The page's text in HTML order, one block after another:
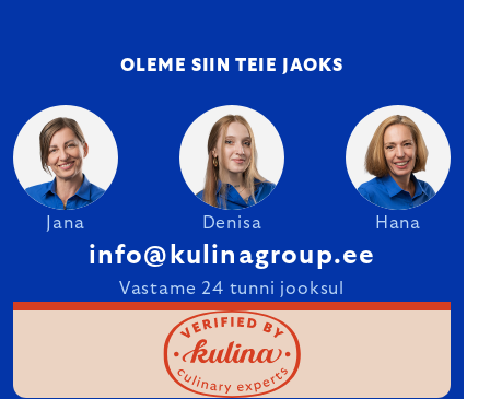
OLEME SIIN TEIE JAOKS
Jana Denisa Hana
info@kulinagroup.ee
Vastame 24 tunni jooksul